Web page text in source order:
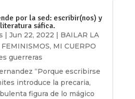
por la sed: escribir(nos) y
sáfica.
| Jun 22, 2022 | BAILAR LA
FEMINISMOS, MI CUERPO
guerreras
“Porque escribirse
introduce la precaria,
figura de lo mágico